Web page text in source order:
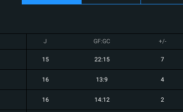
J GF:GC +/-
15 22:15 7
16 13:9 4
16 14:12 2